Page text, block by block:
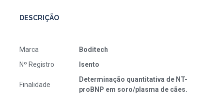
DESCRIÇÃO
Marca
Boditech
Nº Registro
Isento
Finalidade
Determinação quantitativa de NT-
proBNP em soro/plasma de cães.